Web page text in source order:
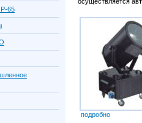
подробно
65